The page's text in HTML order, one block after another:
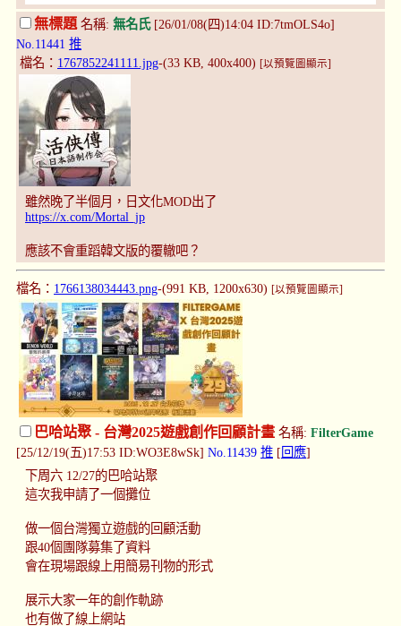
無標題名稱: 無名氏[26/01/08(四)14:04 ID:7tmOLS4o]
No.11441 推
檔名： 1767852241111.jpg-(33 KB, 400x400) [以預覽圖顯示]
雖然晚了半個月，日文化MOD出了
https://x.com/Mortal_jp
應該不會重蹈韓文版的覆轍吧？
檔名： 1766138034443.png-(991 KB, 1200x630) [以預覽圖顯示]
巴哈站聚 - 台灣2025遊戲創作回顧計畫 名稱: FilterGame
[25/12/19(五)17:53 ID:WO3E8wSk] No.11439 推 [ 回應]
下周六 12/27的巴哈站聚
這次我申請了一個攤位
做一個台灣獨立遊戲的回顧活動
跟40個團隊募集了資料
會在現場跟線上用簡易刊物的形式
展示大家一年的創作軌跡
也有做了線上網站